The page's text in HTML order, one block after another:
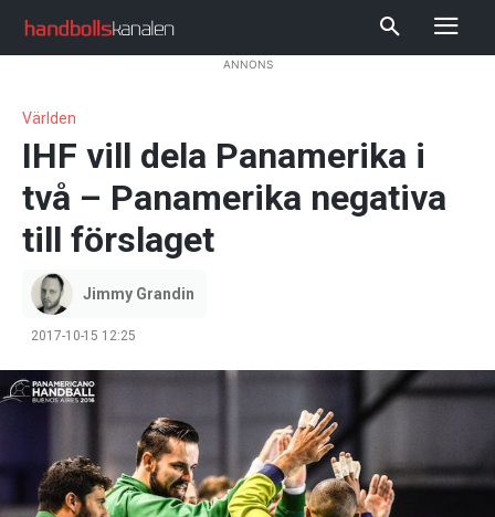
ANNONS
Världen
IHF vill dela Panamerika i
två – Panamerika negativa
till förslaget
Jimmy Grandin
2017-10-15 12:25